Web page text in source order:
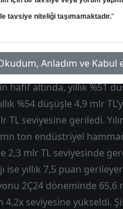
altında, yıllık %51
%54 düşüşle 4,9 mlr
TL seviyesine geriledi.
ton endüstriyel
2,3 mlr TL seviyesinde
ise yıllık 7,5 puan
2Ç24 döneminde 65,6
seviyesine yükseldi.
tavsiye niteliği taşımamaktadır."